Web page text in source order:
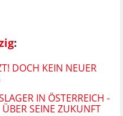
:
DOCH KEIN NEUER
IN ÖSTERREICH -
SEINE ZUKUNFT